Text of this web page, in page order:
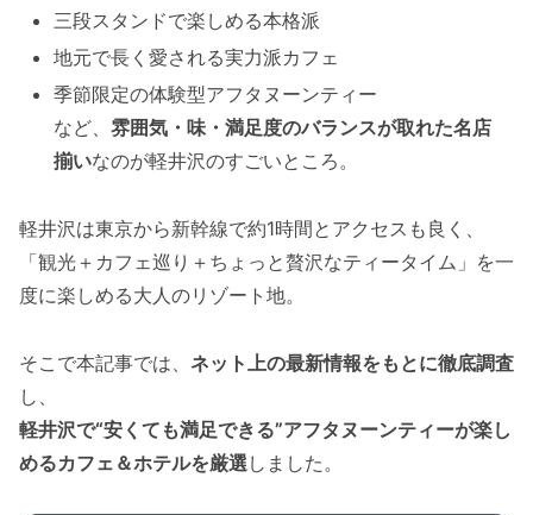
三段スタンドで楽しめる本格派
地元で長く愛される実力派カフェ
季節限定の体験型アフタヌーンティー
など、雰囲気・味・満足度のバランスが取れた名店
揃いなのが軽井沢のすごいところ。
軽井沢は東京から新幹線で約1時間とアクセスも良く、
「観光＋カフェ巡り＋ちょっと贅沢なティータイム」を一
度に楽しめる大人のリゾート地。
そこで本記事では、 ネット上の最新情報をもとに徹底調査
し、
軽井沢で“安くても満足できる”アフタヌーンティーが楽し
めるカフェ＆ホテルを厳選 しました。